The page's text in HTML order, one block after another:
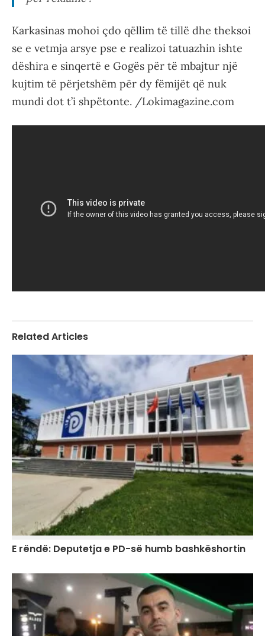
Karkasinas mohoi çdo qëllim të tillë dhe theksoi
se e vetmja arsye pse e realizoi tatuazhin ishte
dëshira e sinqertë e Gogës për të mbajtur një
kujtim të përjetshëm për dy fëmijët që nuk
mundi dot t’i shpëtonte. /Lokimagazine.com
Related Articles
E rëndë: Deputetja e PD-së humb bashkëshortin